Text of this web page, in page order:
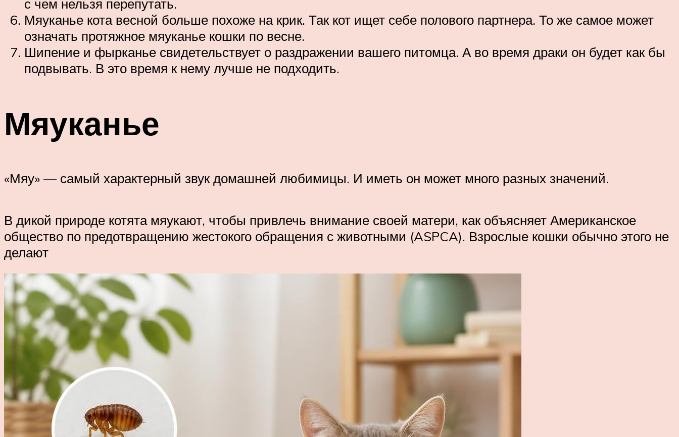
с чем нельзя перепутать.
Мяуканье кота весной больше похоже на крик. Так кот ищет себе полового партнера. То же самое может
означать протяжное мяуканье кошки по весне.
Шипение и фырканье свидетельствует о раздражении вашего питомца. А во время драки он будет как бы
подвывать. В это время к нему лучше не подходить.
Мяуканье
«Мяу» — самый характерный звук домашней любимицы. И иметь он может много разных значений.
В дикой природе котята мяукают, чтобы привлечь внимание своей матери, как объясняет Американское
общество по предотвращению жестокого обращения с животными (ASPCA). Взрослые кошки обычно этого не
делают